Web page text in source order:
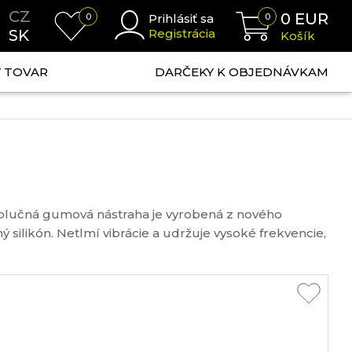
CZ
SK
0
Prihlásiť sa
Registrácia
0 0 EUR
Košík
TOVAR DARČEKY K OBJEDNÁVKAM
gumová nástraha je vyrobená z nového
silikón. Netlmí vibrácie a udržuje vysoké frekvencie,